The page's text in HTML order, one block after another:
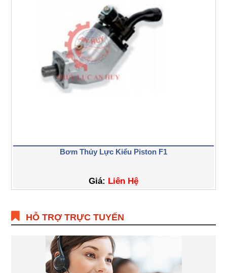
Bơm Thủy Lực Kiểu Piston F1
Giá: Liên Hệ
HỖ TRỢ TRỰC TUYẾN